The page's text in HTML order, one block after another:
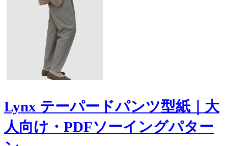
Lynx テーパードパンツ型紙｜大
人向け・PDFソーイングパター